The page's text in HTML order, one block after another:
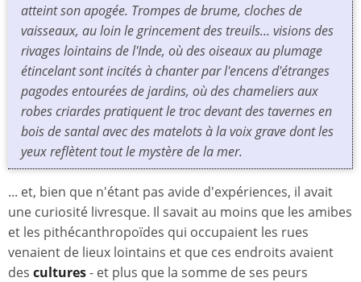
atteint son apogée. Trompes de brume, cloches de
vaisseaux, au loin le grincement des treuils... visions des
rivages lointains de l'Inde, où des oiseaux au plumage
étincelant sont incités à chanter par l'encens d'étranges
pagodes entourées de jardins, où des chameliers aux
robes criardes pratiquent le troc devant des tavernes en
bois de santal avec des matelots à la voix grave dont les
yeux reflètent tout le mystère de la mer.
... et, bien que n'étant pas avide d'expériences, il avait
une curiosité livresque. Il savait au moins que les amibes
et les pithécanthropoïdes qui occupaient les rues
venaient de lieux lointains et que ces endroits avaient
des cultures- et plus que la somme de ses peurs